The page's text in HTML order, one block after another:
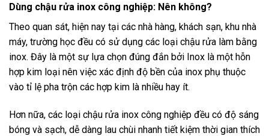
Dùng chậu rửa inox công nghiệp: Nên không?
Theo quan sát, hiện nay tại các nhà hàng, khách sạn, khu nhà
máy, trường học đều có sử dụng các loại chậu rửa làm bằng
inox. Đây là một sự lựa chọn đúng đắn bởi Inox là một hỗn
hợp kim loại nên việc xác định độ bền của inox phụ thuộc
vào tỉ lệ pha trộn các hợp kim là nhiều hay ít.
Hơn nữa, các loại chậu rửa inox công nghiệp đều có độ sáng
bóng và sạch, dễ dàng lau chùi nhanh tiết kiệm thời gian thích